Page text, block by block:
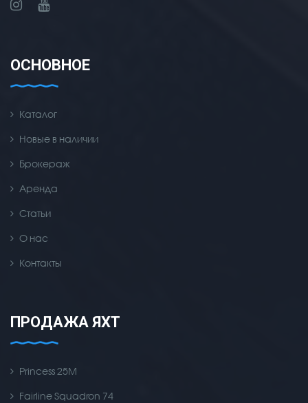
ОСНОВНОЕ
Каталог
Новые в наличии
Брокераж
Аренда
Статьи
О нас
Контакты
ПРОДАЖА ЯХТ
Princess 25M
Fairline Squadron 74